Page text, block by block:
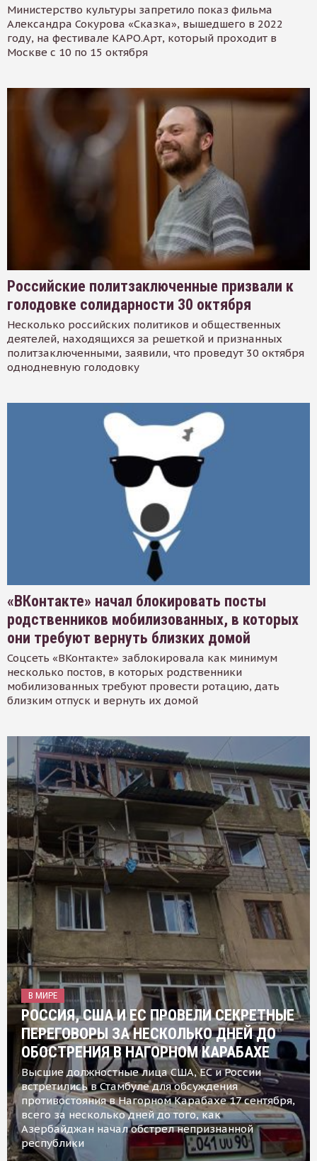
Министерство культуры запретило показ фильма
Александра Сокурова «Сказка», вышедшего в 2022
году, на фестивале КАРО.Арт, который проходит в
Москве с 10 по 15 октября
Российские политзаключенные призвали к
голодовке солидарности 30 октября
Несколько российских политиков и общественных
деятелей, находящихся за решеткой и признанных
политзаключенными, заявили, что проведут 30 октября
однодневную голодовку
«ВКонтакте» начал блокировать посты
родственников мобилизованных, в которых
они требуют вернуть близких домой
Соцсеть «ВКонтакте» заблокировала как минимум
несколько постов, в которых родственники
мобилизованных требуют провести ротацию, дать
близким отпуск и вернуть их домой
В МИРЕ
РОССИЯ, США И ЕС ПРОВЕЛИ СЕКРЕТНЫЕ
ПЕРЕГОВОРЫ ЗА НЕСКОЛЬКО ДНЕЙ ДО
ОБОСТРЕНИЯ В НАГОРНОМ КАРАБАХЕ
Высшие должностные лица США, ЕС и России
встретились в Стамбуле для обсуждения
противостояния в Нагорном Карабахе 17 сентября,
всего за несколько дней до того, как
Азербайджан начал обстрел непризнанной
республики